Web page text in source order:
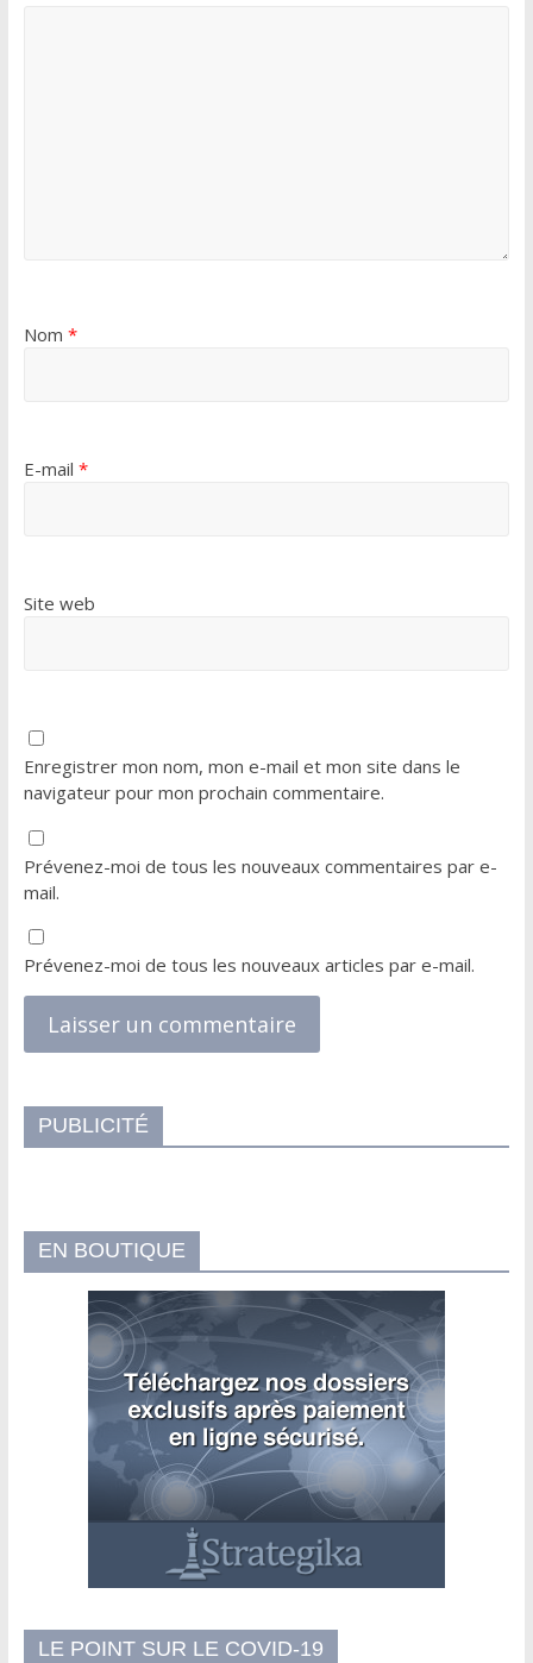
Nom *
E-mail *
Site web
Enregistrer mon nom, mon e-mail et mon site dans le
navigateur pour mon prochain commentaire.
Prévenez-moi de tous les nouveaux commentaires par e-
mail.
Prévenez-moi de tous les nouveaux articles par e-mail.
PUBLICITÉ
EN BOUTIQUE
LE POINT SUR LE COVID-19